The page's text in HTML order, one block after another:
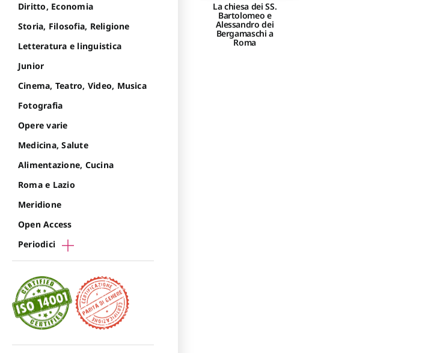
La chiesa dei SS.
Bartolomeo e
Alessandro dei
Bergamaschi a
Roma
Diritto, Economia
Storia, Filosofia, Religione
Letteratura e linguistica
Junior
Cinema, Teatro, Video, Musica
Fotografia
Opere varie
Medicina, Salute
Alimentazione, Cucina
Roma e Lazio
Meridione
Open Access
Periodici